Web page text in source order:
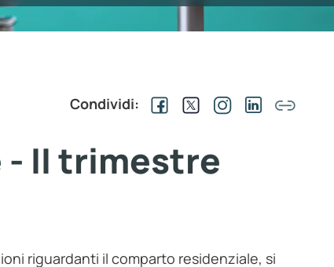
Condividi:
II trimestre
riguardanti il comparto residenziale, si